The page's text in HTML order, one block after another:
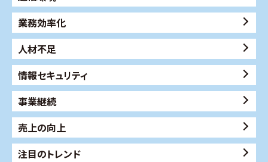
業務効率化
人材不足
情報セキュリティ
事業継続
売上の向上
注目のトレンド